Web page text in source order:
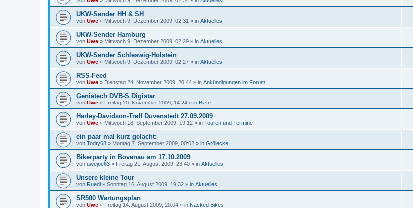
UKW-Sender HH & SH
von Uwe » Mittwoch 9. Dezember 2009, 02:31 » in Aktuelles
UKW-Sender Hamburg
von Uwe » Mittwoch 9. Dezember 2009, 02:29 » in Aktuelles
UKW-Sender Schleswig-Holstein
von Uwe » Mittwoch 9. Dezember 2009, 02:27 » in Aktuelles
RSS-Feed
von Uwe » Dienstag 24. November 2009, 20:44 » in Ankündigungen im Forum
Geniatech DVB-S Digistar
von Uwe » Freitag 20. November 2009, 14:24 » in Biete
Harley-Davidson-Treff Duvenstedt 27.09.2009
von Uwe » Mittwoch 16. September 2009, 19:12 » in Touren und Termine
ein paar mal kurz gelacht:
von Todty68 » Montag 7. September 2009, 00:02 » in Grölecke
Bikerparty in Bovenau am 17.10.2009
von uwejoe63 » Freitag 21. August 2009, 23:40 » in Aktuelles
Unsere kleine Tour
von Ruedi » Sonntag 16. August 2009, 19:32 » in Aktuelles
SR500 Wartungsplan
von Uwe » Freitag 14. August 2009, 20:04 » in Nacked Bikes